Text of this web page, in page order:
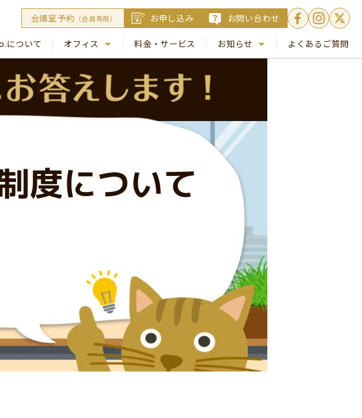
会議室予約 （会員専用） お申し込み お問い合わせ
について
オフィス
Busico. 梅田
料金・サービス
お知らせ
Busico.通信
よくあるご質問